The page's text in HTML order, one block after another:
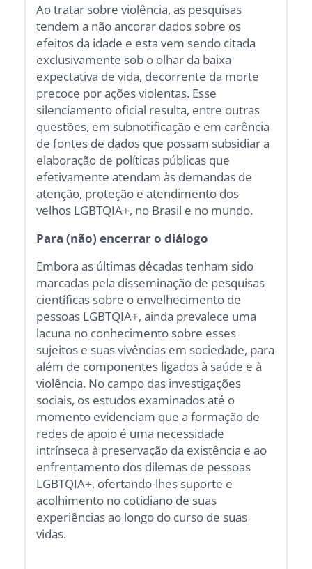
Ao tratar sobre violência, as pesquisas
tendem a não ancorar dados sobre os
efeitos da idade e esta vem sendo citada
exclusivamente sob o olhar da baixa
expectativa de vida, decorrente da morte
precoce por ações violentas. Esse
silenciamento oficial resulta, entre outras
questões, em subnotificação e em carência
de fontes de dados que possam subsidiar a
elaboração de políticas públicas que
efetivamente atendam às demandas de
atenção, proteção e atendimento dos
velhos LGBTQIA+, no Brasil e no mundo.
Para (não) encerrar o diálogo
Embora as últimas décadas tenham sido
marcadas pela disseminação de pesquisas
científicas sobre o envelhecimento de
pessoas LGBTQIA+, ainda prevalece uma
lacuna no conhecimento sobre esses
sujeitos e suas vivências em sociedade, para
além de componentes ligados à saúde e à
violência. No campo das investigações
sociais, os estudos examinados até o
momento evidenciam que a formação de
redes de apoio é uma necessidade
intrínseca à preservação da existência e ao
enfrentamento dos dilemas de pessoas
LGBTQIA+, ofertando-lhes suporte e
acolhimento no cotidiano de suas
experiências ao longo do curso de suas
vidas.